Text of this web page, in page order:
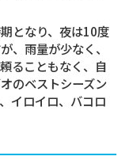
となり、夜は10度
、雨量が少なく、
ることもなく、自
のベストシーズン
イロイロ、バコロ